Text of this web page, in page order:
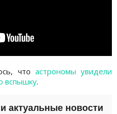
что астрономы увидели
вспышку.
актуальные новости